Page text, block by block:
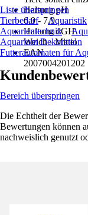
Haltung pH
6,9 - 7,9
Haltung dGH
Weich - Mittel
EAN
2007004201202
Liste überspringen
Tierbedarf
Aquaristik
Aquarientechnik
Aquarium Dekoration
Futterautomaten für
Bereich überspringen
Die Echtheit der
Bewertungen können
nachweislich genutzt